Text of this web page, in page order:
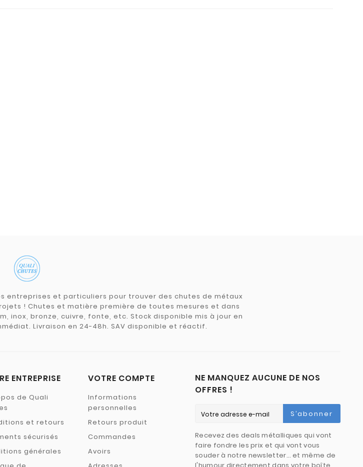
entreprises et particuliers pour trouver des chutes de métaux
! Chutes et matière première de toutes mesures et dans
inox, bronze, cuivre, fonte, etc. Stock disponible mis à jour en
Livraison en 24-48h. SAV disponible et réactif.
ENTREPRISE
de Quali
et retours
sécurisés
générales
VOTRE COMPTE
Informations
personnelles
Retours produit
Commandes
Avoirs
NE MANQUEZ AUCUNE DE NOS
OFFRES !
S’abonner
Recevez des deals métalliques qui vont
faire fondre les prix et qui vont vous
souder à notre newsletter… et même de